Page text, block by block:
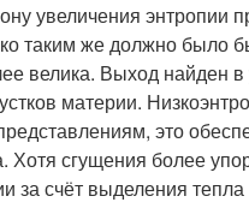
увеличения энтропии
таким же должно было
велика. Выход найден в
материи.
это
Хотя сгущения более
за счёт выделения